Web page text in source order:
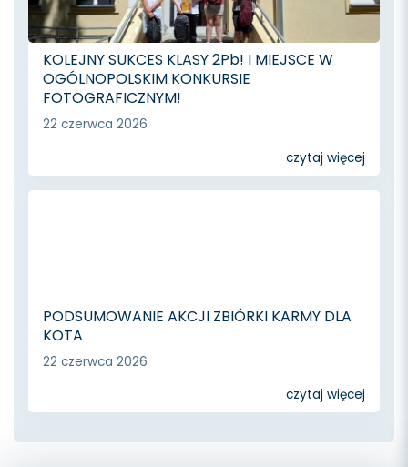
KOLEJNY SUKCES KLASY 2Pb! I MIEJSCE W
OGÓLNOPOLSKIM KONKURSIE
FOTOGRAFICZNYM!
22 czerwca 2026
czytaj więcej
PODSUMOWANIE AKCJI ZBIÓRKI KARMY DLA
KOTA
22 czerwca 2026
czytaj więcej